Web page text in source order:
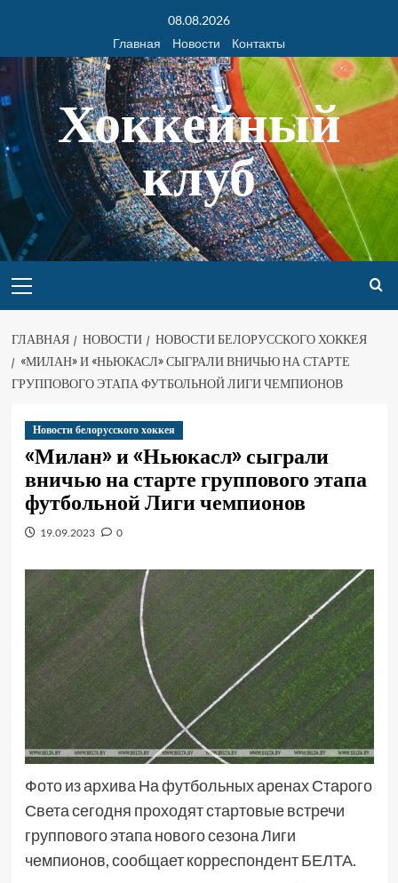
08.08.2026
Главная
Новости Контакты
Хоккейный
клуб
ГЛАВНАЯ НОВОСТИ
НОВОСТИ БЕЛОРУССКОГО ХОККЕЯ
«МИЛАН» И «НЬЮКАСЛ» СЫГРАЛИ ВНИЧЬЮ НА СТАРТЕ
ГРУППОВОГО ЭТАПА ФУТБОЛЬНОЙ ЛИГИ ЧЕМПИОНОВ
Новости белорусского хоккея
«Милан» и «Ньюкасл» сыграли
вничью на старте группового этапа
футбольной Лиги чемпионов
19.09.2023 0
Фото из архива На футбольных аренах Старого
Света сегодня проходят стартовые встречи
группового этапа нового сезона Лиги
чемпионов, сообщает корреспондент БЕЛТА.